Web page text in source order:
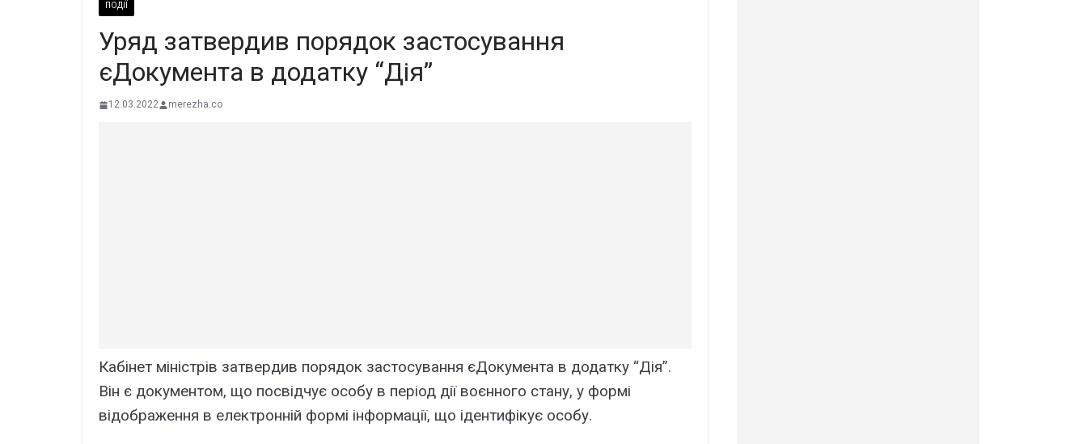
ПОДІЇ
Уряд затвердив порядок застосування
єДокумента в додатку “Дія”
12.03.2022 merezha.co
Кабінет міністрів затвердив порядок застосування єДокумента в додатку “Дія”.
Він є документом, що посвідчує особу в період дії воєнного стану, у формі
відображення в електронній формі інформації, що ідентифікує особу.